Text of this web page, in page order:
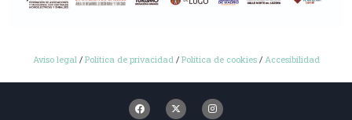
Aviso legal / Política de privacidad / Política de cookies / Accesibilidad